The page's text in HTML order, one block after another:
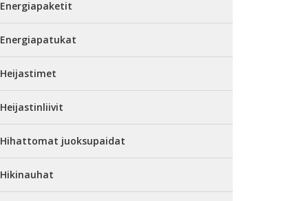
Energiapaketit
Energiapatukat
Heijastimet
Heijastinliivit
Hihattomat juoksupaidat
Hikinauhat